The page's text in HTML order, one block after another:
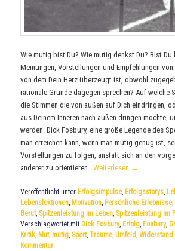
Wie mutig bist Du? Wie mutig denkst Du? Bist Du
Meinungen, Vorstellungen und Empfehlungen von
von dem Dein Herz überzeugt ist, obwohl
rationale Gründe dagegen sprechen? Auf welche
die Stimmen die von außen auf Dich eindringen,
aus Deinem Inneren nach außen dringen möchte,
werden. Dick Fosbury, eine große Legende des
man erreichen kann, wenn man mutig genug ist,
Vorstellungen zu folgen, anstatt sich an den
anderer zu orientieren.Weiterlesen →
Veröffentlicht unter Erfolgsimpulse, Erfolgsstorys,
Lebenslektionen, Motivation, Persönliche Erlebnisse,
Beruf, Spitzenleistung im Leben, Spitzenleistung im
Verschlagwortet mit Dick Fosbury, Erfolg, Fosbury,
Kritik, Mut,mutig, Sport,Träume,Umfeld,Widerstand
Kommentar